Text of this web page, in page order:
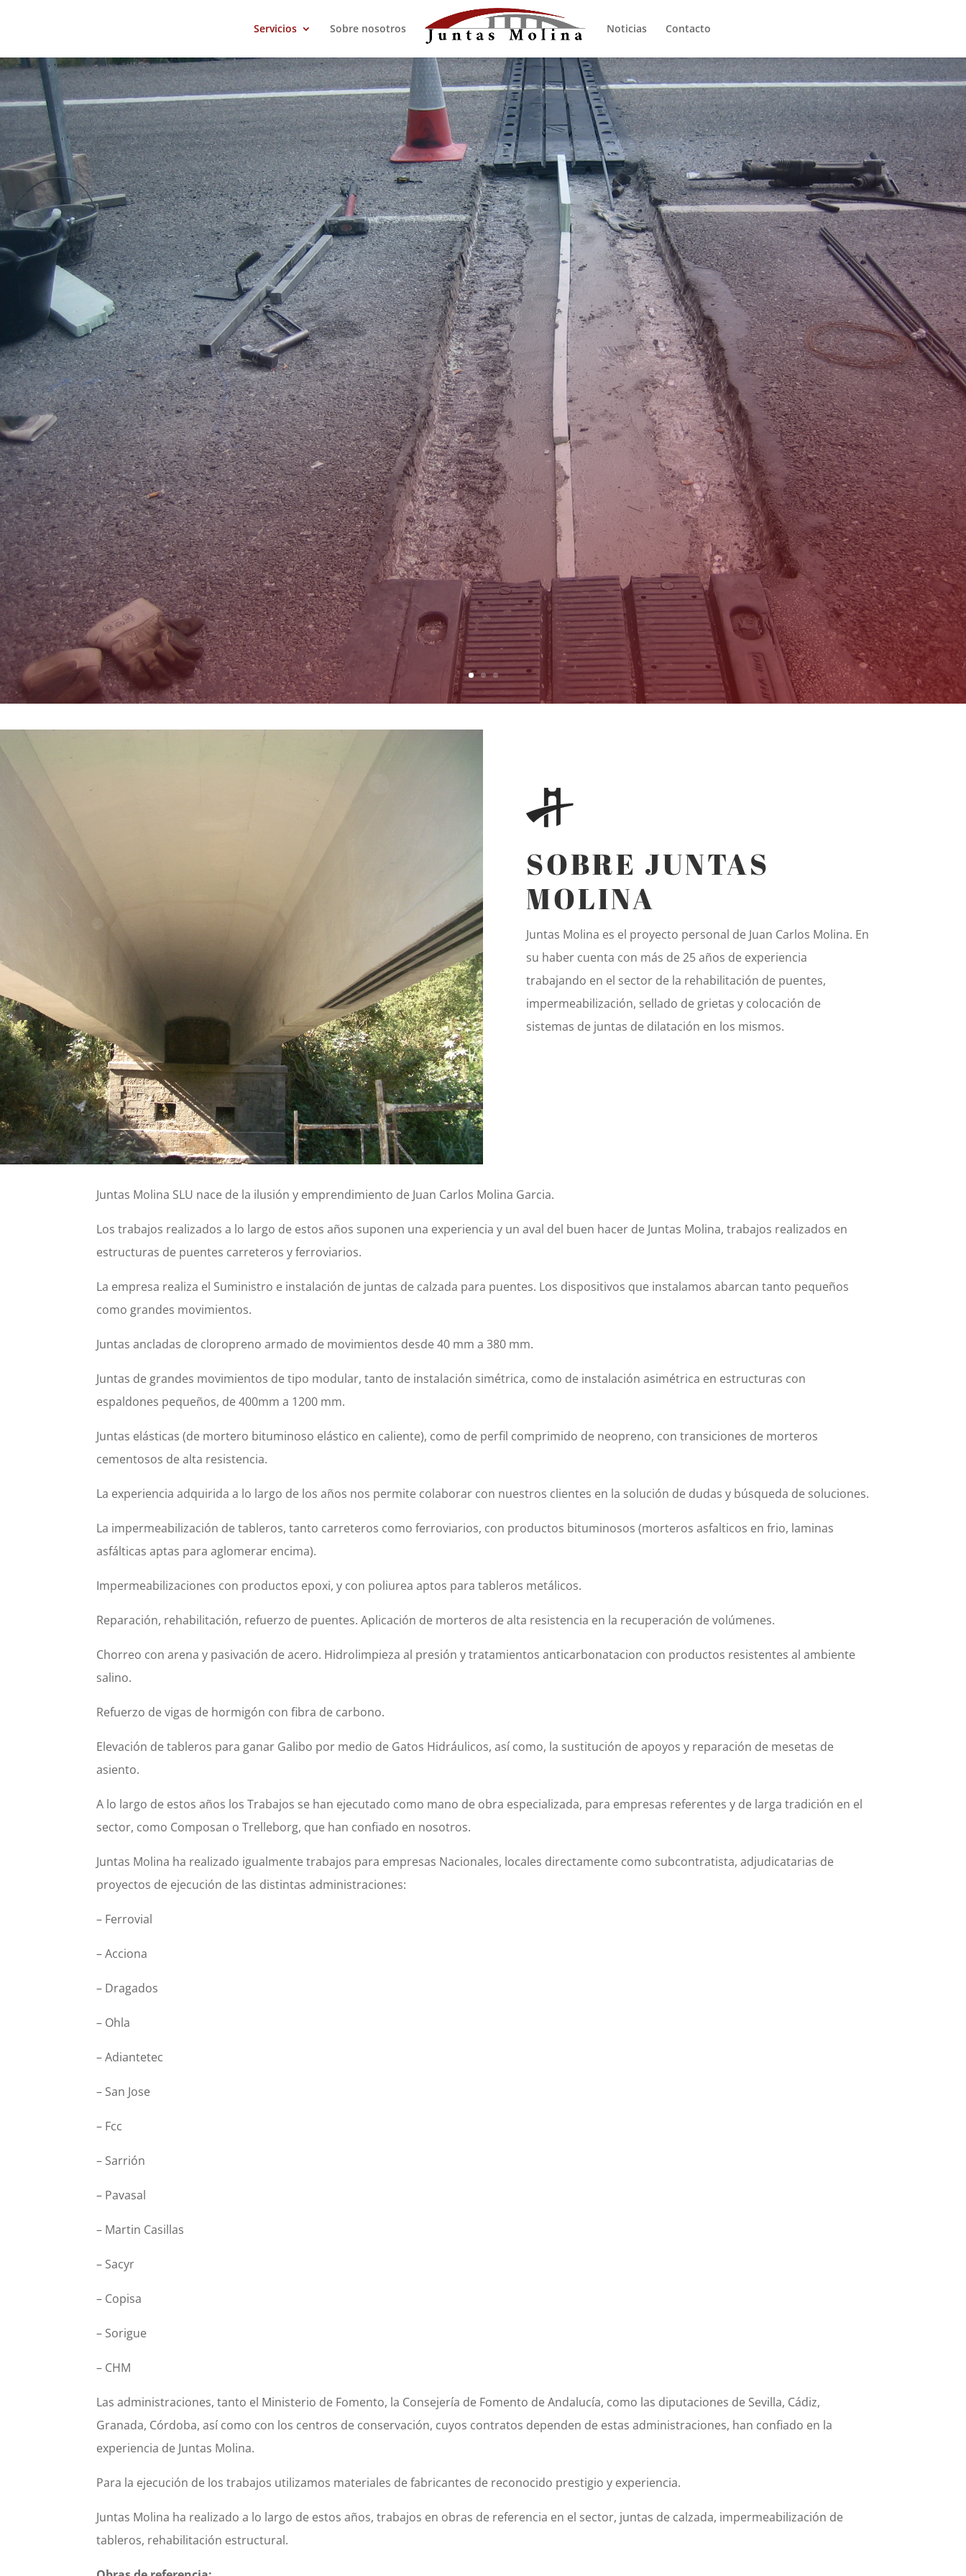
Servicios Sobre nosotros Noticias Contacto
SOBRE JUNTAS
MOLINA
Juntas Molina es el proyecto personal de Juan Carlos Molina. En
su haber cuenta con más de 25 años de experiencia
trabajando en el sector de la rehabilitación de puentes,
impermeabilización, sellado de grietas y colocación de
sistemas de juntas de dilatación en los mismos.
Juntas Molina SLU nace de la ilusión y emprendimiento de Juan Carlos Molina Garcia.
Los trabajos realizados a lo largo de estos años suponen una experiencia y un aval del buen hacer de Juntas Molina, trabajos realizados en
estructuras de puentes carreteros y ferroviarios.
La empresa realiza el Suministro e instalación de juntas de calzada para puentes. Los dispositivos que instalamos abarcan tanto pequeños
como grandes movimientos.
Juntas ancladas de cloropreno armado de movimientos desde 40 mm a 380 mm.
Juntas de grandes movimientos de tipo modular, tanto de instalación simétrica, como de instalación asimétrica en estructuras con
espaldones pequeños, de 400mm a 1200 mm.
Juntas elásticas (de mortero bituminoso elástico en caliente), como de perfil comprimido de neopreno, con transiciones de morteros
cementosos de alta resistencia.
La experiencia adquirida a lo largo de los años nos permite colaborar con nuestros clientes en la solución de dudas y búsqueda de soluciones.
La impermeabilización de tableros, tanto carreteros como ferroviarios, con productos bituminosos (morteros asfalticos en frio, laminas
asfálticas aptas para aglomerar encima).
Impermeabilizaciones con productos epoxi, y con poliurea aptos para tableros metálicos.
Reparación, rehabilitación, refuerzo de puentes. Aplicación de morteros de alta resistencia en la recuperación de volúmenes.
Chorreo con arena y pasivación de acero. Hidrolimpieza al presión y tratamientos anticarbonatacion con productos resistentes al ambiente
salino.
Refuerzo de vigas de hormigón con fibra de carbono.
Elevación de tableros para ganar Galibo por medio de Gatos Hidráulicos, así como, la sustitución de apoyos y reparación de mesetas de
asiento.
A lo largo de estos años los Trabajos se han ejecutado como mano de obra especializada, para empresas referentes y de larga tradición en el
sector, como Composan o Trelleborg, que han confiado en nosotros.
Juntas Molina ha realizado igualmente trabajos para empresas Nacionales, locales directamente como subcontratista, adjudicatarias de
proyectos de ejecución de las distintas administraciones:
– Ferrovial
– Acciona
– Dragados
– Ohla
– Adiantetec
– San Jose
– Fcc
– Sarrión
– Pavasal
– Martin Casillas
– Sacyr
– Copisa
– Sorigue
– CHM
Las administraciones, tanto el Ministerio de Fomento, la Consejería de Fomento de Andalucía, como las diputaciones de Sevilla, Cádiz,
Granada, Córdoba, así como con los centros de conservación, cuyos contratos dependen de estas administraciones, han confiado en la
experiencia de Juntas Molina.
Para la ejecución de los trabajos utilizamos materiales de fabricantes de reconocido prestigio y experiencia.
Juntas Molina ha realizado a lo largo de estos años, trabajos en obras de referencia en el sector, juntas de calzada, impermeabilización de
tableros, rehabilitación estructural.